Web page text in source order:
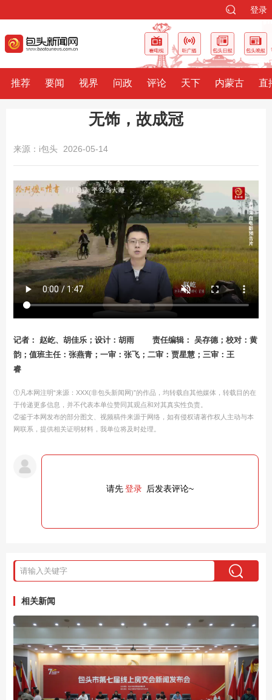
登录
推荐 要闻 视界 问政 评论 天下 内蒙古 直
无饰，故成冠
来源：i包头 2026-05-14
记者： 赵屹、胡佳乐；设计：胡雨
责任编辑： 吴存德；校对：黄
韵；值班主任：张燕青；一审：张飞；二审：贾星慧；三审：王
睿
①凡本网注明“来源：XXX(非包头新闻网)”的作品，均转载自其他媒体，转载目的在
于传递更多信息，并不代表本单位赞同其观点和对其真实性负责。
②鉴于本网发布的部分图文、视频稿件来源于网络，如有侵权请著作权人主动与本
网联系，提供相关证明材料，我单位将及时处理。
请先登录 后发表评论~
相关新闻